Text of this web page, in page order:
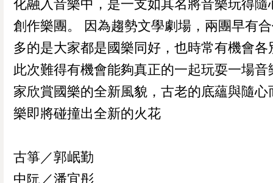
化融入音樂中，是一支如其名將音樂玩得隨
創作樂團。 因為趨勢文學劇場，兩團早有
多的是大家都是國樂同好，也時常有機會各
此次難得有機會能夠真正的一起玩耍一場音
家欣賞國樂的全新風貌，古老的底蘊與隨心
樂即將碰撞出全新的火花
古箏／郭岷勤
中阮／潘宜彤